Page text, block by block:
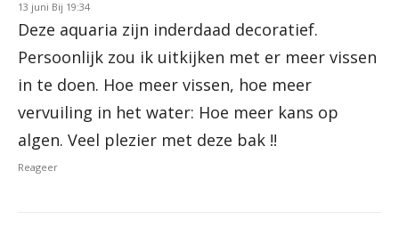
13 juni Bij 19:34
Deze aquaria zijn inderdaad decoratief.
Persoonlijk zou ik uitkijken met er meer vissen
in te doen. Hoe meer vissen, hoe meer
vervuiling in het water: Hoe meer kans op
algen. Veel plezier met deze bak !!
Reageer